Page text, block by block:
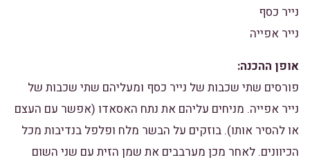
נייר כסף
נייר אפייה
אופן ההכנה:
פורסים שתי שכבות של נייר כסף ומעליהם שתי שכבות של
נייר אפייה. מניחים עליהם את נתח האסאדו (אפשר עם העצם
או להסיר אותו). בוזקים על הבשר מלח ופלפל בנדיבות מכל
הכיוונים. לאחר מכן מערבבים את שמן הזית עם שני השום